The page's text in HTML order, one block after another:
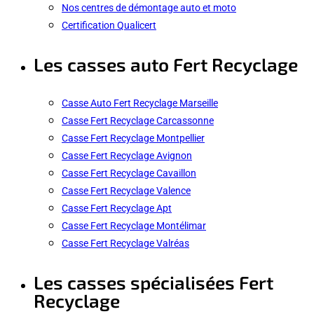
Nos centres de démontage auto et moto
Certification Qualicert
Les casses auto Fert Recyclage
Casse Auto Fert Recyclage Marseille
Casse Fert Recyclage Carcassonne
Casse Fert Recyclage Montpellier
Casse Fert Recyclage Avignon
Casse Fert Recyclage Cavaillon
Casse Fert Recyclage Valence
Casse Fert Recyclage Apt
Casse Fert Recyclage Montélimar
Casse Fert Recyclage Valréas
Les casses spécialisées Fert
Recyclage